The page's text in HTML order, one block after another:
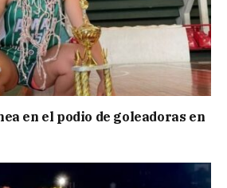
en el podio de goleadoras en